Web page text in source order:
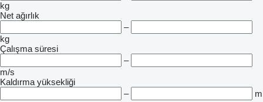
kg
Net ağırlık
–
kg
Çalışma süresi
–
m/s
Kaldırma yüksekliği
–
m